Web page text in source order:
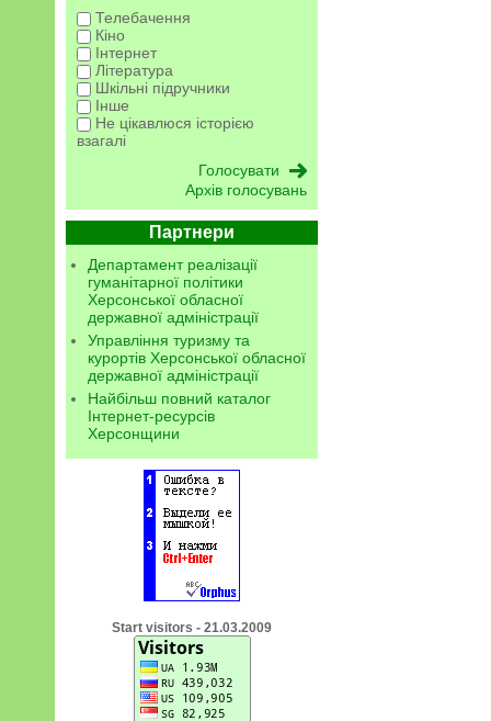
Телебачення
Кіно
Інтернет
Література
Шкільні підручники
Інше
Не цікавлюся історією
взагалі
Архів голосувань
Партнери
Департамент реалізації
гуманітарної політики
Херсонської обласної
державної адміністрації
Управління туризму та
курортів Херсонської обласної
державної адміністрації
Найбільш повний каталог
Інтернет-ресурсів
Херсонщини
Start visitors - 21.03.2009